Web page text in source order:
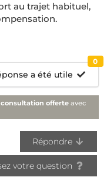
au trajet habituel,
a été utile
0
offerte avec
Répondre
votre question